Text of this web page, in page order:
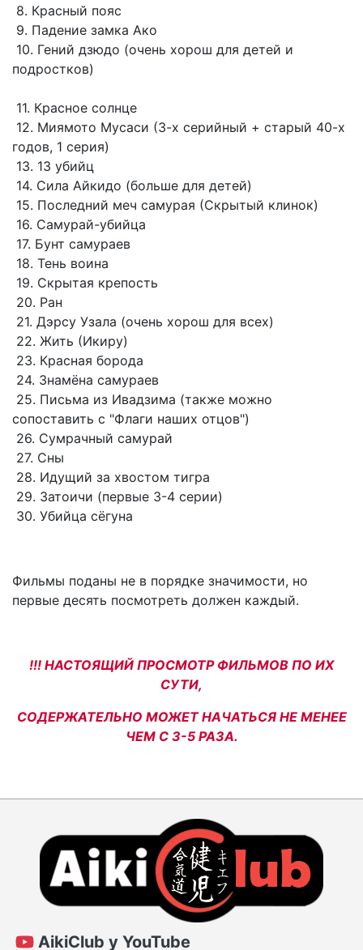
8. Красный пояс
9. Падение замка Ако
10. Гений дзюдо (очень хорош для детей и
подростков)
11. Красное солнце
12. Миямото Мусаси (3-х серийный + старый 40-х
годов, 1 серия)
13. 13 убийц
14. Сила Айкидо (больше для детей)
15. Последний меч самурая (Скрытый клинок)
16. Самурай-убийца
17. Бунт самураев
18. Тень воина
19. Скрытая крепость
20. Ран
21. Дэрсу Узала (очень хорош для всех)
22. Жить (Икиру)
23. Красная борода
24. Знамёна самураев
25. Письма из Ивадзима (также можно
сопоставить с "Флаги наших отцов")
26. Сумрачный самурай
27. Сны
28. Идущий за хвостом тигра
29. Затоичи (первые 3-4 серии)
30. Убийца сёгуна
Фильмы поданы не в порядке значимости, но
первые десять посмотреть должен каждый.
!!! НАСТОЯЩИЙ ПРОСМОТР ФИЛЬМОВ ПО ИХ
СУТИ,
СОДЕРЖАТЕЛЬНО МОЖЕТ НАЧАТЬСЯ НЕ МЕНЕЕ
ЧЕМ С 3-5 РАЗА.
AikiClub у YouTube